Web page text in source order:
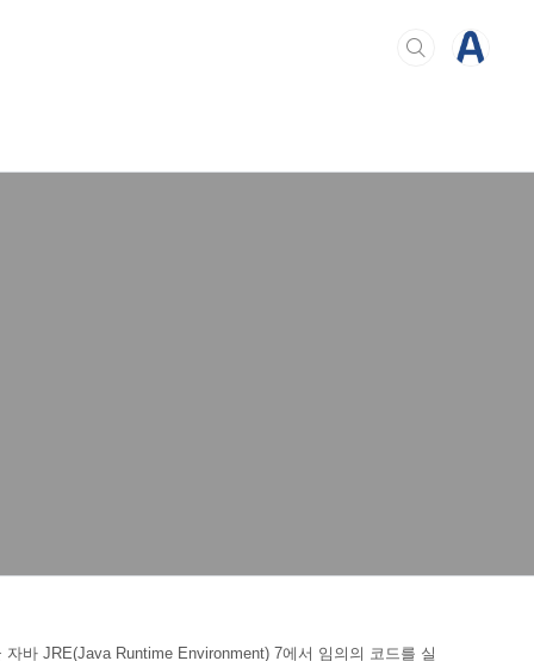
자바 JRE(Java Runtime Environment) 7에서 임의의 코드를 실